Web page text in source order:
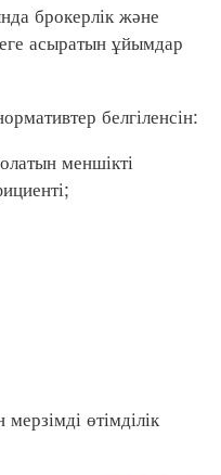
брокерлік және
асыратын ұйымдар
белгіленсін:
меншікті
өтімділік